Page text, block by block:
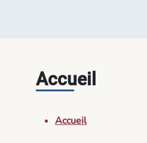
Accueil
Accueil